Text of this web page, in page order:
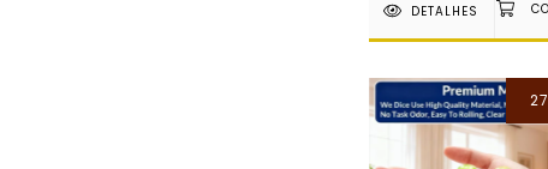
DETALHES
27